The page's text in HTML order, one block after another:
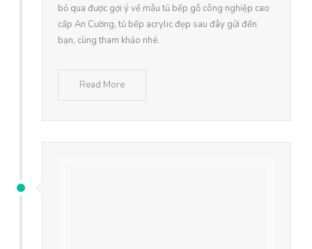
bỏ qua được gợi ý về mẫu tủ bếp gỗ công nghiệp cao
cấp An Cường, tủ bếp acrylic đẹp sau đây gửi đến
bạn, cùng tham khảo nhé.
Read More